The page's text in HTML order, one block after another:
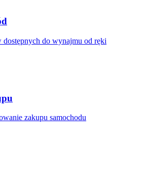
do wynajmu od ręki
zakupu samochodu